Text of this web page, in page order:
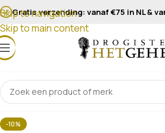
Skip to navigation
Skip to main content
Gratis verzending: vanaf €75 in NL &
-10%